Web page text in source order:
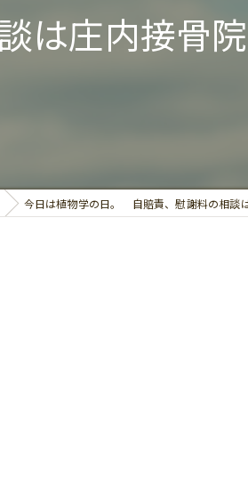
腰痛
は庄内接骨
今日は植物学の日。 自賠責、慰謝料の相談